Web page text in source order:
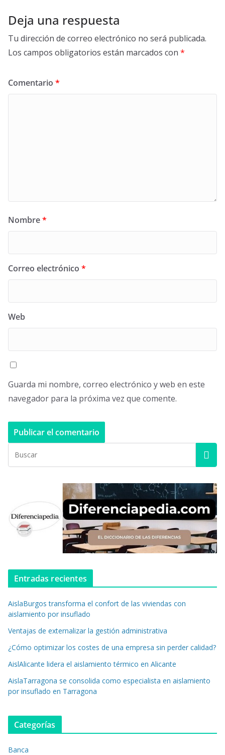
Deja una respuesta
Tu dirección de correo electrónico no será publicada.
Los campos obligatorios están marcados con *
Comentario *
Nombre*
Correo electrónico *
Web
Guarda mi nombre, correo electrónico y web en este
navegador para la próxima vez que comente.
Entradas recientes
AislaBurgos transforma el confort de las viviendas con
aislamiento por insuflado
Ventajas de externalizar la gestión administrativa
¿Cómo optimizar los costes de una empresa sin perder calidad?
AislAlicante lidera el aislamiento térmico en Alicante
AislaTarragona se consolida como especialista en aislamiento
por insuflado en Tarragona
Categorías
Banca